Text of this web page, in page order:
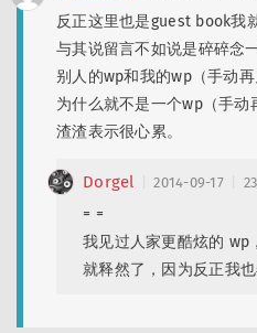
反正这里也是guest book我
与其说留言不如说是碎碎念
别人的wp和我的wp（手动再
为什么就不是一个wp（手动
渣渣表示很心累。
Dorgel 2014-09-17
= =
我见过人家更酷炫的 wp
就释然了，因为反正我